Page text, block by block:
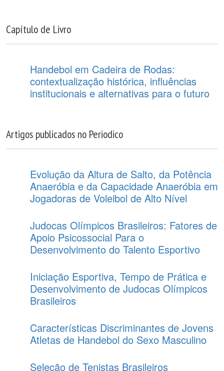
Capítulo de Livro
Handebol em Cadeira de Rodas:
contextualização histórica, influências
institucionais e alternativas para o futuro
Artigos publicados no Periodico
Evolução da Altura de Salto, da Potência
Anaeróbia e da Capacidade Anaeróbia em
Jogadoras de Voleibol de Alto Nível
Judocas Olímpicos Brasileiros: Fatores de
Apoio Psicossocial Para o
Desenvolvimento do Talento Esportivo
Iniciação Esportiva, Tempo de Prática e
Desenvolvimento de Judocas Olímpicos
Brasileiros
Características Discriminantes de Jovens
Atletas de Handebol do Sexo Masculino
Seleção de Tenistas Brasileiros